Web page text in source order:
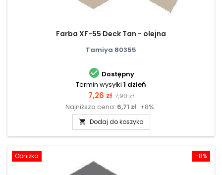
Farba XF-55 Deck Tan - olejna
Tamiya 80355
 Dostępny
Termin wysyłki 1 dzień
Cena
7,26 zł Cena
podstawowa
7,90 zł
Najniższa cena: 6,71 zł +8%
 Dodaj do koszyka
-8%
Obniżka